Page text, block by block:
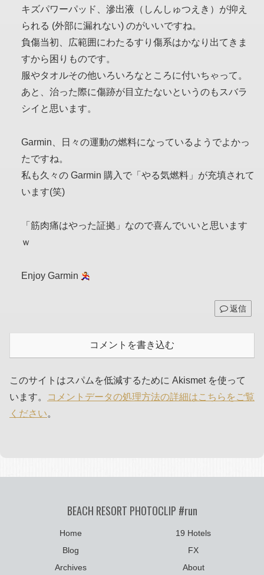
キズパワーパッド、滲出液（しんしゅつえき）が抑え
られる (外部に漏れない) のがいいですね。
負傷当初、広範囲にわたるすり傷系はかなり出てきま
すから困りものです。
服やタオルその他いろいろなところに付いちゃって。
あと、治った際に傷跡が目立たないというのもスバラ
シイと思います。
Garmin、日々の運動の燃料になっているようでよかっ
たですね。
私も久々の Garmin 購入で「やる気燃料」が充填されて
います(笑)
「筋肉痛はやった証拠」なので喜んでいいと思います
ｗ
Enjoy Garmin
返信
コメントを書き込む
このサイトはスパムを低減するために Akismet を使って
います。
コメントデータの処理方法の詳細はこちらをご覧
ください。
BEACH RESORT PHOTOCLIP #run
Home
19 Hotels
Blog
FX
Archives
About